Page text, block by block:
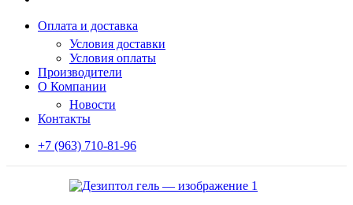
Оплата и доставка
Условия доставки
Условия оплаты
Производители
О Компании
Новости
Контакты
+7 (963) 710-81-96